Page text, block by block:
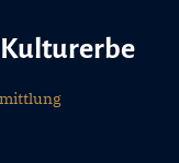
Kulturerbe